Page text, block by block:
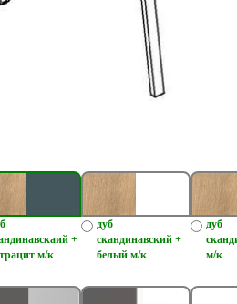
+
м/к
дуб
скандинавский +
белый м/к
дуб
м/к